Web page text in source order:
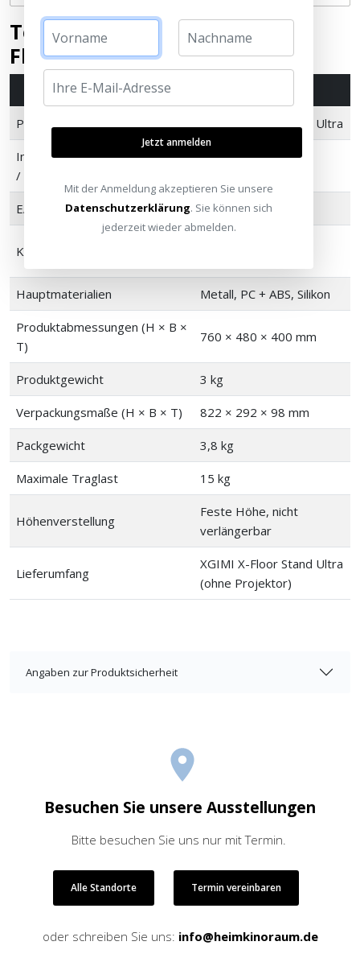
Technische Daten – XGIMI X-
Floor Stand Ultra
Merkmal
Produktname XGIMI X-Floor Stand Ultra
Interne Produktnummer (SKU
/ Herstellernummer)
EAN 6935670512987
Kompatible Geräte
Hauptmaterialien Metall, PC + ABS, Silikon
Produktabmessungen (H × B ×
T)
760 × 480 × 400 mm
Produktgewicht 3 kg
Verpackungsmaße (H × B × T) 822 × 292 × 98 mm
Packgewicht 3,8 kg
Maximale Traglast 15 kg
Höhenverstellung
Feste Höhe, nicht
verlängerbar
Lieferumfang
XGIMI X-Floor Stand Ultra
(ohne Projektor)
Angaben zur Produktsicherheit
Besuchen Sie unsere Ausstellungen
Bitte besuchen Sie uns nur mit Termin.
Alle Standorte Termin vereinbaren
oder schreiben Sie uns: info@heimkinoraum.de
Jetzt anmelden
Mit der Anmeldung akzeptieren Sie unsere
Datenschutzerklärung. Sie können sich
jederzeit wieder abmelden.